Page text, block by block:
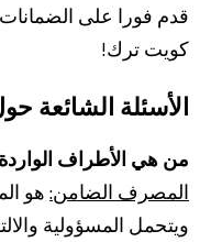
قدم فورا على
كويت ترك!
الأسئلة الشائعة
من هي الأطراف
المصرف الضامن:هو
ويتحمل المسؤولية